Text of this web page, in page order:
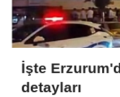
İşte
detayları